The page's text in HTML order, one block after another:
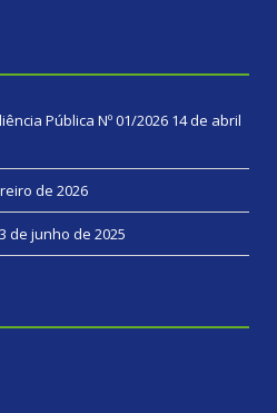
Pública Nº 01/2026 14 de abril
de 2026
3 de junho de 2025